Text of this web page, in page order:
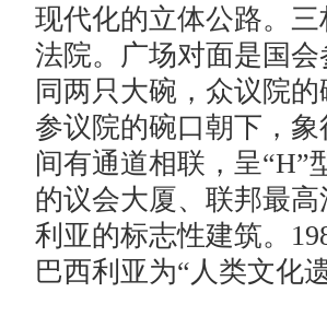
现代化的立体公路。
法院。广场对面是国
同两只大碗，众议院
参议院的碗口朝下，
间有通道相联，呈“H”
的议会大厦、联邦最
利亚的标志性建筑。
巴西利亚为“人类文化遗